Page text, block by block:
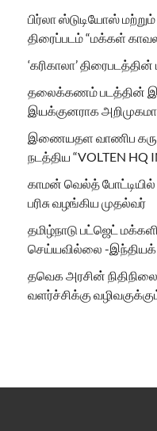
பிர்லா ஸ்டுடியோஸ்
திரைப்படம் “மக்கள்
‘கரிகாலா’
தலைக்கணம் படத்தின்
இயக்குனராக
இணையதள வாணிப
நடத்திய “VOLTEN HQ
காமன் வெல்த்
பரிசு வழங்கிய முதல்வர்
தமிழ்நாடு பட்ஜெட்
செய்யவில்லை -இந்தியக்
தவெக அரசின்
வளர்ச்சிக்கு